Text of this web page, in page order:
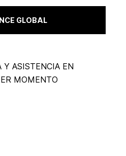
GLOBAL
Y ASISTENCIA EN
MOMENTO